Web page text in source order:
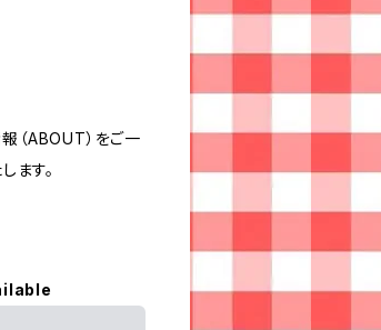
（ABOUT）をご一
ます。